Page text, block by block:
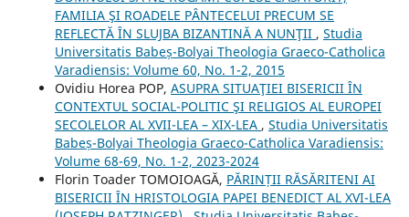
FAMILIA ŞI ROADELE PÂNTECELUI PRECUM SE
REFLECTĂ ÎN SLUJBA BIZANTINĂ A NUNŢII , Studia
Universitatis Babeș-Bolyai Theologia Graeco-Catholica
Varadiensis: Volume 60, No. 1-2, 2015
Ovidiu Horea POP, ASUPRA SITUAŢIEI BISERICII ÎN
CONTEXTUL SOCIAL-POLITIC ŞI RELIGIOS AL EUROPEI
SECOLELOR AL XVII-LEA – XIX-LEA , Studia Universitatis
Babeș-Bolyai Theologia Graeco-Catholica Varadiensis:
Volume 68-69, No. 1-2, 2023-2024
Florin Toader TOMOIOAGĂ, PĂRINȚII RĂSĂRITENI AI
BISERICII ÎN HRISTOLOGIA PAPEI BENEDICT AL XVI-LEA